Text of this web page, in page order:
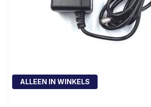
ALLEEN IN WINKELS